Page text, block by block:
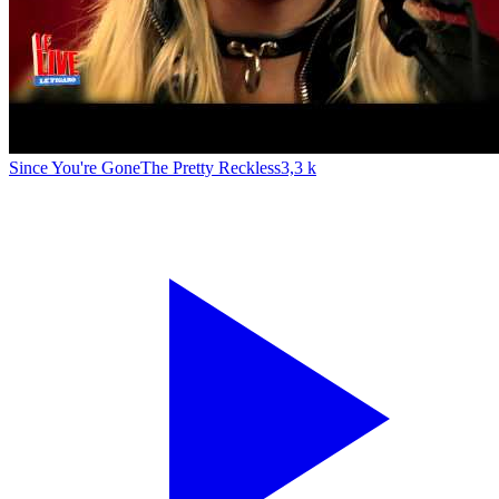
Since You're GoneThe Pretty Reckless3,3 k